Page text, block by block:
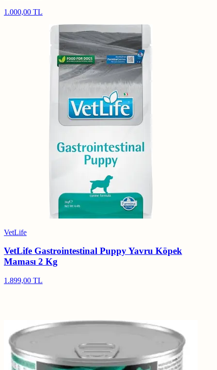
1.000,00 TL
VetLife
VetLife Gastrointestinal Puppy Yavru Köpek
Maması 2 Kg
1.899,00 TL